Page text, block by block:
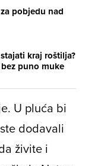
pobjedu nad
kraj roštilja?
puno muke
U pluća bi
dodavali
živite i